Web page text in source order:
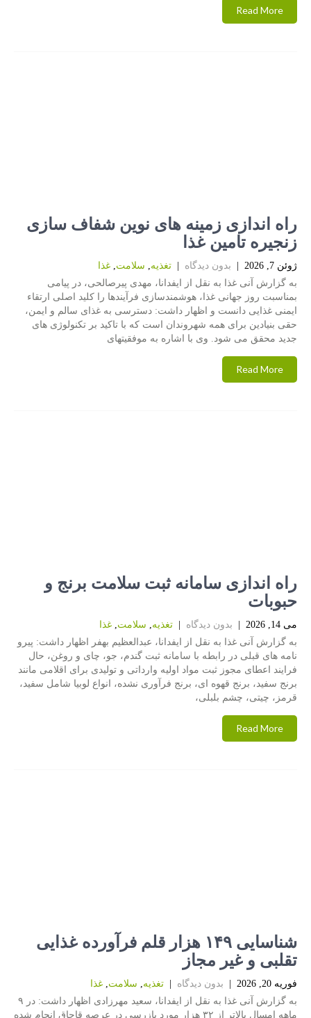
Read More
راه اندازی زمینه های نوین شفاف سازی
زنجیره تامین غذا
ژوئن 7, 2026 | بدون دیدگاه تغذیه, سلامت, غذا
به گزارش آنی غذا به نقل از ایفدانا، مهدی پیرصالحی، در پیامی
بمناسبت روز جهانی غذا، هوشمندسازی فرآیندها را کلید اصلی ارتقاء
ایمنی غذایی دانست و اظهار داشت: دسترسی به غذای سالم و ایمن،
حقی بنیادین برای همه شهروندان است که با تاکید بر تکنولوژی های
جدید محقق می شود. وی با اشاره به موفقیتهای
Read More
راه اندازی سامانه ثبت سلامت برنج و
حبوبات
می 14, 2026 | بدون دیدگاه تغذیه, سلامت, غذا
به گزارش آنی غذا به نقل از ایفدانا، عبدالعظیم بهفر اظهار داشت: پیرو
نامه های قبلی در رابطه با سامانه ثبت گندم، جو، چای و روغن، حال
فرایند اعطای مجوز ثبت مواد اولیه وارداتی و تولیدی برای اقلامی مانند
برنج سفید، برنج قهوه ای، برنج فرآوری نشده، انواع لوبیا شامل سفید،
قرمز، چیتی، چشم بلبلی،
Read More
شناسایی ۱۴۹ هزار قلم فرآورده غذایی
تقلبی و غیر مجاز
فوریه 20, 2026 | بدون دیدگاه تغذیه, سلامت, غذا
به گزارش آنی غذا به نقل از ایفدانا، سعید مهرزادی اظهار داشت: در ۹
ماهه امسال بالاتر از ۳۲ هزار مورد بازرسی در عرصه قاچاق انجام شده